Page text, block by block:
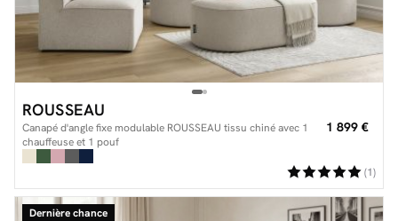
ROUSSEAU
Canapé d'angle fixe modulable ROUSSEAU tissu chiné avec 1
chauffeuse et 1 pouf
1 899 €
(1)
Dernière chance